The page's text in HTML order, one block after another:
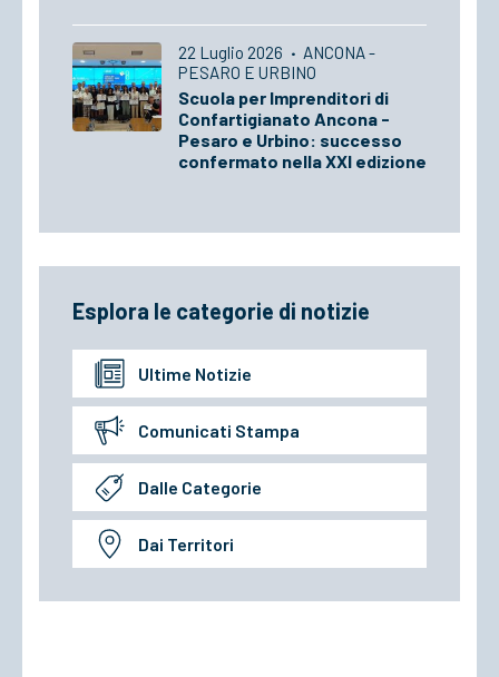
22 Luglio 2026 · ANCONA -
PESARO E URBINO
Scuola per Imprenditori di
Confartigianato Ancona -
Pesaro e Urbino: successo
confermato nella XXI edizione
Esplora le categorie di notizie
Ultime Notizie
Comunicati Stampa
Dalle Categorie
Dai Territori